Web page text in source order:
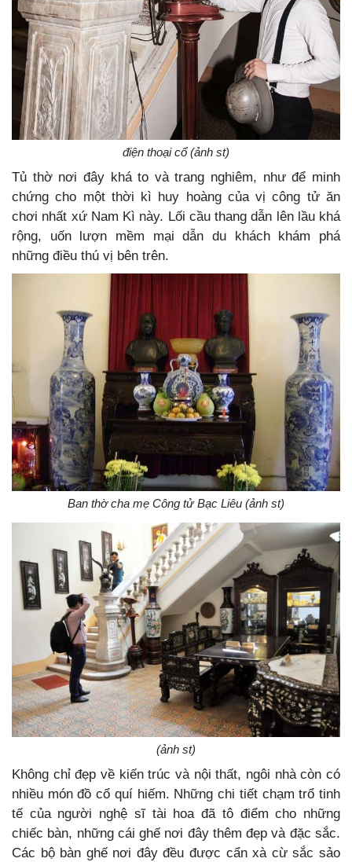
điện thoại cổ (ảnh st)
Tủ thờ nơi đây khá to và trang nghiêm, như để minh
chứng cho một thời kì huy hoàng của vị công tử ăn
chơi nhất xứ Nam Kì này. Lối cầu thang dẫn lên lầu khá
rộng, uốn lượn mềm mại dẫn du khách khám phá
những điều thú vị bên trên.
Ban thờ cha mẹ Công tử Bạc Liêu (ảnh st)
(ảnh st)
Không chỉ đẹp về kiến trúc và nội thất, ngôi nhà còn có
nhiều món đồ cổ quí hiếm. Những chi tiết chạm trổ tinh
tế của người nghệ sĩ tài hoa đã tô điểm cho những
chiếc bàn, những cái ghế nơi đây thêm đẹp và đặc sắc.
Các bộ bàn ghế nơi đây đều được cẩn xà cừ sắc sảo